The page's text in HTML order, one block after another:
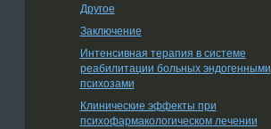
Другое
Заключение
Интенсивная терапия в системе
реабилитации больных эндогенными
психозами
Клинические эффекты при
психофармакологическом лечении